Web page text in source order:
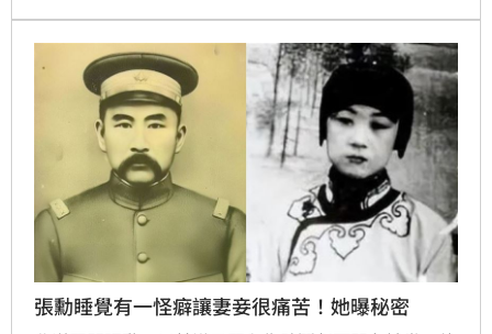
奇的寒冷，無論是負責奏樂的樂師，還是太監宮女們，
都凍得渾身打顫，冥冥之中，似乎在預告這次登基大典
不會太順利。（記者唐家興）
張勳睡覺有一怪癖讓妻妾很痛苦！她曝秘密